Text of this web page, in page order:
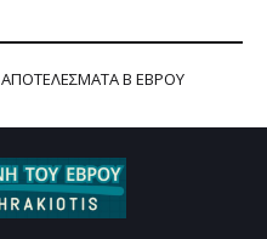
ΑΠΟΤΕΛΕΣΜΑΤΑ Β ΕΒΡΟΥ